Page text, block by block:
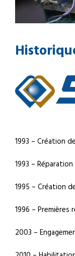
1993 – Création
1993 –
1995 – Création
1996 – Premières
2003 –